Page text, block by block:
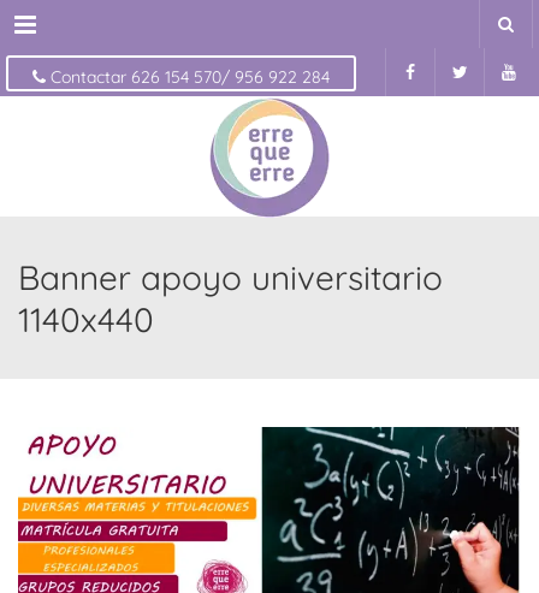
Menu
Contactar 626 154 570/ 956 922 284
Banner apoyo universitario
1140x440